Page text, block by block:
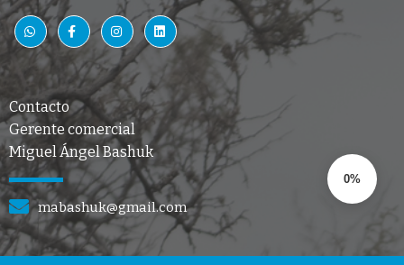
Contacto
Gerente comercial
Miguel Ángel Bashuk
mabashuk@gmail.com
0%